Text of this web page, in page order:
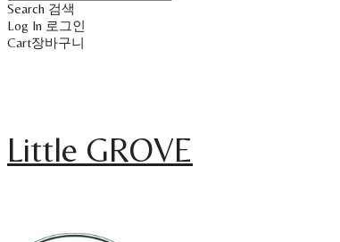
Search 검색
Log In 로그인
Cart장바구니
Little GROVE